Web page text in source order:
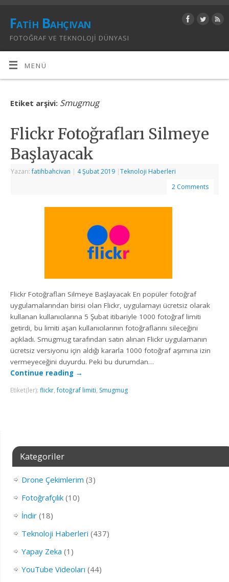
Fatih Bahçıvan
FOTOĞRAF VE TEKNOLOJI DÜNYASI
MENÜ
Etiket arşivi: Smugmug
Flickr Fotoğrafları Silmeye
Başlayacak
Yazarı:fatihbahcivan | 4 Şubat 2019 |Teknoloji Haberleri
2 Comments
Flickr Fotoğrafları Silmeye Başlayacak En popüler fotoğraf
uygulamalarından birisi olan Flickr, uygulamayı ücretsiz olarak
kullanan kullanıcılarına 5 Şubat itibariyle 1000 fotoğraf limiti
getirdi, bu limiti aşan kullanıcılarının fotoğraflarını sileceğini
açıkladı. Smugmug tarafından satın alınan Flickr uygulamanın
ücretsiz versiyonu için aldığı kararla 1000 fotoğraf aşımına izin
vermeyeceğini duyurdu. Peki bu durumdan…
Continue reading →
Etiket(ler):flickr,fotoğraf limiti, Smugmug
Kategoriler
Drone Çekimlerim (3)
Fotoğrafçılık(10)
İndir(18)
Teknoloji Haberleri (437)
Yapay Zeka (1)
YouTube Videoları (44)